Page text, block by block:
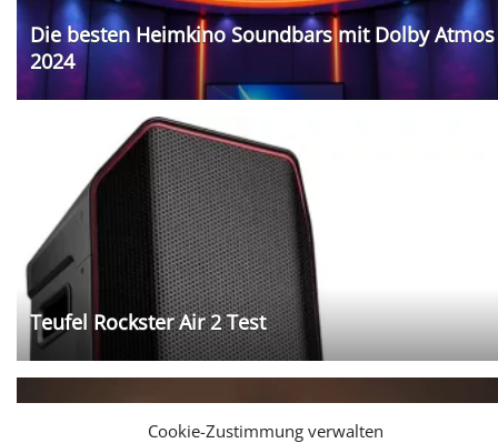
Cookie-Zustimmung verwalten
Die besten Heimkino Soundbars mit Dolby Atmos
2024
Teufel Rockster Air 2 Test